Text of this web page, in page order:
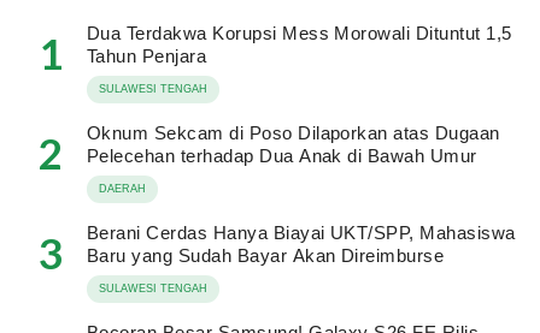
1
Dua Terdakwa Korupsi Mess Morowali Dituntut 1,5
Tahun Penjara
SULAWESI TENGAH
2
Oknum Sekcam di Poso Dilaporkan atas Dugaan
Pelecehan terhadap Dua Anak di Bawah Umur
DAERAH
3
Berani Cerdas Hanya Biayai UKT/SPP, Mahasiswa
Baru yang Sudah Bayar Akan Direimburse
SULAWESI TENGAH